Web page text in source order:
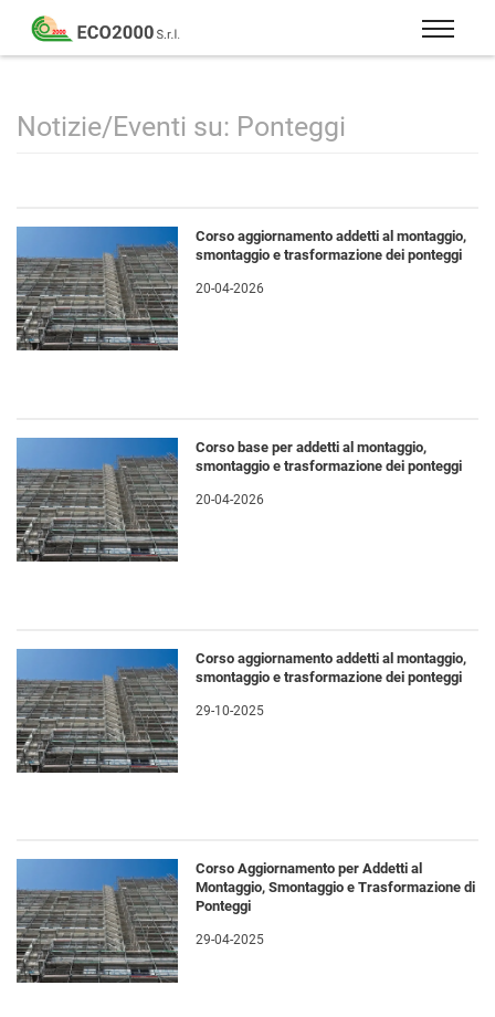
Eco
2000
Formazione
consulenza
sul
lavoro
–
D.Lgs
81/08
Notizie/Eventi su: Ponteggi
Corso aggiornamento addetti al montaggio,
smontaggio e trasformazione dei ponteggi
20-04-2026
Corso base per addetti al montaggio,
smontaggio e trasformazione dei ponteggi
20-04-2026
Corso aggiornamento addetti al montaggio,
smontaggio e trasformazione dei ponteggi
29-10-2025
Corso Aggiornamento per Addetti al
Montaggio, Smontaggio e Trasformazione di
Ponteggi
29-04-2025